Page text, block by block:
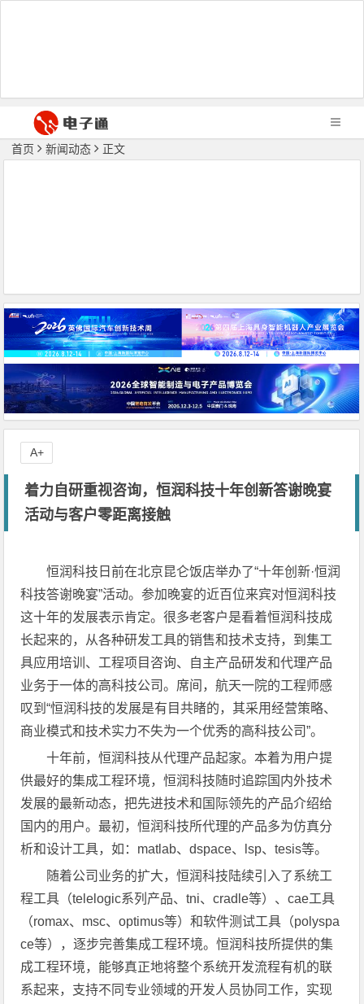
首页 新闻动态 正文
着力自研重视咨询，恒润科技十年创新答谢晚宴
活动与客户零距离接触
恒润科技日前在北京昆仑饭店举办了“十年创新·恒润
科技答谢晚宴”活动。参加晚宴的近百位来宾对恒润科技
这十年的发展表示肯定。很多老客户是看着恒润科技成
长起来的，从各种研发工具的销售和技术支持，到集工
具应用培训、工程项目咨询、自主产品研发和代理产品
业务于一体的高科技公司。席间，航天一院的工程师感
叹到“恒润科技的发展是有目共睹的，其采用经营策略、
商业模式和技术实力不失为一个优秀的高科技公司”。
十年前，恒润科技从代理产品起家。本着为用户提
供最好的集成工程环境，恒润科技随时追踪国内外技术
发展的最新动态，把先进技术和国际领先的产品介绍给
国内的用户。最初，恒润科技所代理的产品多为仿真分
析和设计工具，如：matlab、dspace、lsp、tesis等。
随着公司业务的扩大，恒润科技陆续引入了系统工
程工具（telelogic系列产品、tni、cradle等）、cae工具
（romax、msc、optimus等）和软件测试工具（polyspa
ce等），逐步完善集成工程环境。恒润科技所提供的集
成工程环境，能够真正地将整个系统开发流程有机的联
系起来，支持不同专业领域的开发人员协同工作，实现
A+